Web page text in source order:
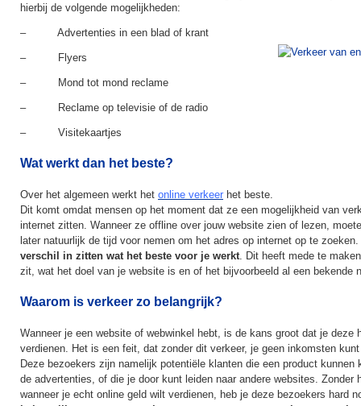
hierbij de volgende mogelijkheden:
– Advertenties in een blad of krant
– Flyers
– Mond tot mond reclame
– Reclame op televisie of de radio
– Visitekaartjes
Wat werkt dan het beste?
Over het algemeen werkt het online verkeer het beste.
Dit komt omdat mensen op het moment dat ze een mogelijkheid van
internet zitten. Wanneer ze offline over jouw website zien of lezen,
later natuurlijk de tijd voor nemen om het adres op internet op te zoeken.
verschil in zitten wat het beste voor je werkt. Dit heeft mede te
zit, wat het doel van je website is en of het bijvoorbeeld al een bekende
Waarom is verkeer zo belangrijk?
Wanneer je een website of webwinkel hebt, is de kans groot dat je deze
verdienen. Het is een feit, dat zonder dit verkeer, je geen inkomsten
Deze bezoekers zijn namelijk potentiële klanten die een product kunnen
de advertenties, of die je door kunt leiden naar andere websites. Zonder
wanneer je echt online geld wilt verdienen, heb je deze bezoekers hard